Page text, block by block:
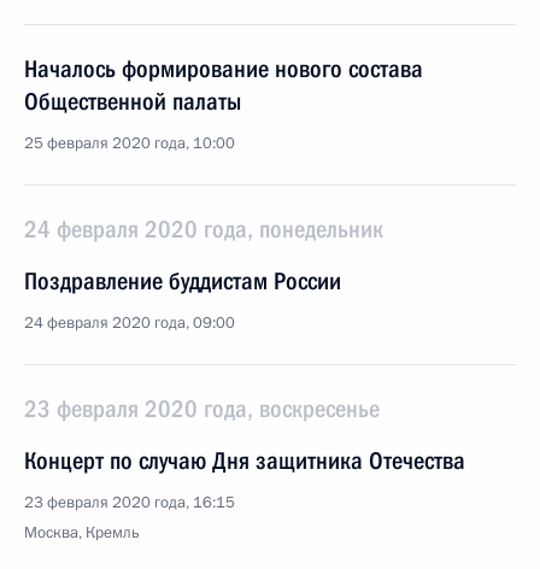
Началось формирование нового состава
Общественной палаты
25 февраля 2020 года, 10:00
24 февраля 2020 года, понедельник
Поздравление буддистам России
24 февраля 2020 года, 09:00
23 февраля 2020 года, воскресенье
Концерт по случаю Дня защитника Отечества
23 февраля 2020 года, 16:15
Москва, Кремль